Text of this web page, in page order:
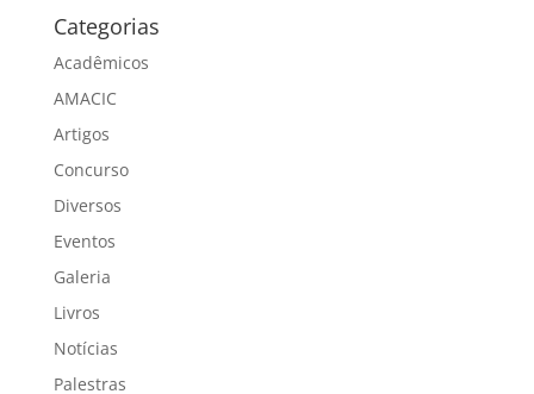
Categorias
Acadêmicos
AMACIC
Artigos
Concurso
Diversos
Eventos
Galeria
Livros
Notícias
Palestras